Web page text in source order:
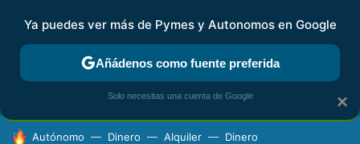
FISCALIDAD Y CONTABILIDAD KIT DIGITAL RENTA
HOY SE HABLA DE
Autónomo Dinero Alquiler Dinero
×
Ya puedes ver más de Pymes y Autonomos en Google
Añádenos como fuente preferida
Solo necesitas una cuenta de Google